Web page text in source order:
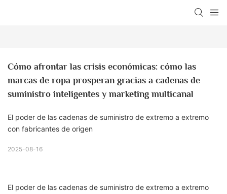
Cómo afrontar las crisis económicas: cómo las
marcas de ropa prosperan gracias a cadenas de
suministro inteligentes y marketing multicanal
El poder de las cadenas de suministro de extremo a extremo
con fabricantes de origen
2025-08-16
El poder de las cadenas de suministro de extremo a extremo